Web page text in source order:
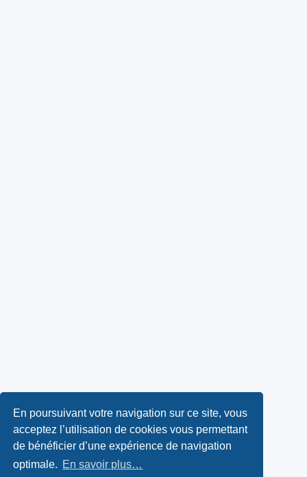
En poursuivant votre navigation sur ce site, vous
acceptez l’utilisation de cookies vous permettant
de bénéficier d’une expérience de navigation
optimale. En savoir plus…